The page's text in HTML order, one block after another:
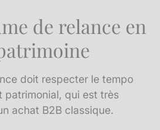
de relance en
doit respecter le tempo
patrimonial, qui est très
achat B2B classique.